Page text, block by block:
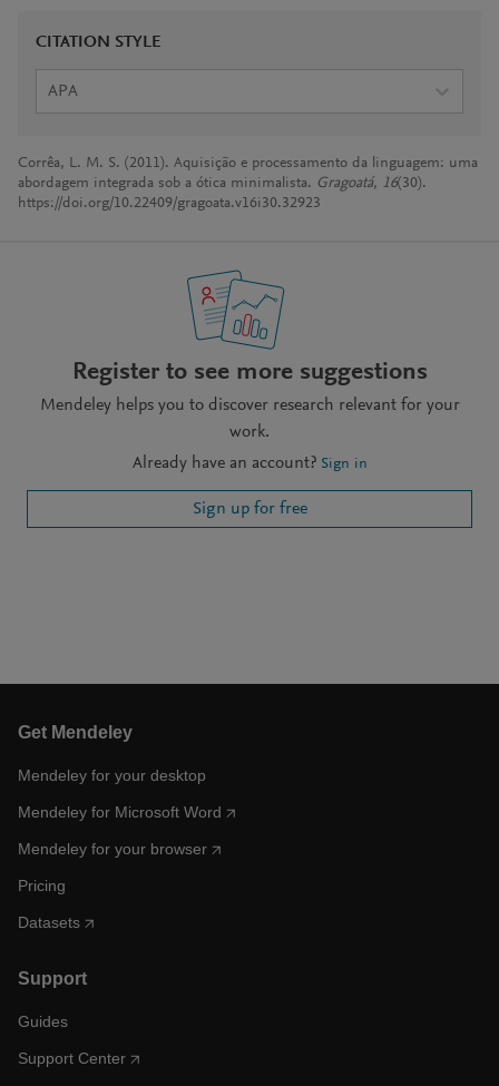
CITATION STYLE
APA
Corrêa, L. M. S. (2011). Aquisição e processamento da linguagem: uma
abordagem integrada sob a ótica minimalista. Gragoatá, 16(30).
https://doi.org/10.22409/gragoata.v16i30.32923
Register to see more suggestions
Mendeley helps you to discover research relevant for your
work.
Already have an account? Sign in
Sign up for free
Get Mendeley
Mendeley for your desktop
Mendeley for Microsoft Word
Mendeley for your browser
Pricing
Datasets
Support
Guides
Support Center